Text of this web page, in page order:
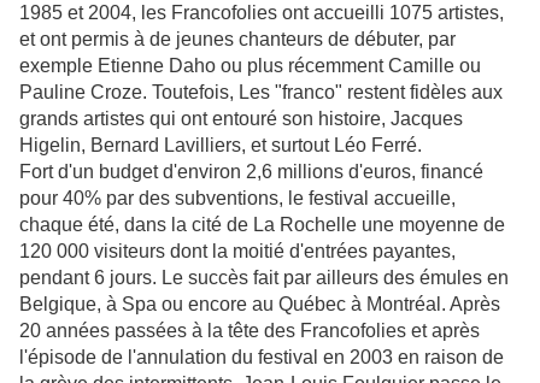
1985 et 2004, les Francofolies ont accueilli 1075 artistes,
et ont permis à de jeunes chanteurs de débuter, par
exemple Etienne Daho ou plus récemment Camille ou
Pauline Croze. Toutefois, Les "franco" restent fidèles aux
grands artistes qui ont entouré son histoire, Jacques
Higelin, Bernard Lavilliers, et surtout Léo Ferré.
Fort d'un budget d'environ 2,6 millions d'euros, financé
pour 40% par des subventions, le festival accueille,
chaque été, dans la cité de La Rochelle une moyenne de
120 000 visiteurs dont la moitié d'entrées payantes,
pendant 6 jours. Le succès fait par ailleurs des émules en
Belgique, à Spa ou encore au Québec à Montréal. Après
20 années passées à la tête des Francofolies et après
l'épisode de l'annulation du festival en 2003 en raison de